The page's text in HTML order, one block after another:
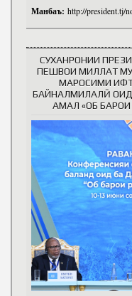
Манбаъ: http://president.tj/
СУХАНРОНИИ
ПЕШВОИ МИЛЛАТ
МАРОСИМИ
БАЙНАЛМИЛАЛӢ
АМАЛ «ОБ БАРОИ